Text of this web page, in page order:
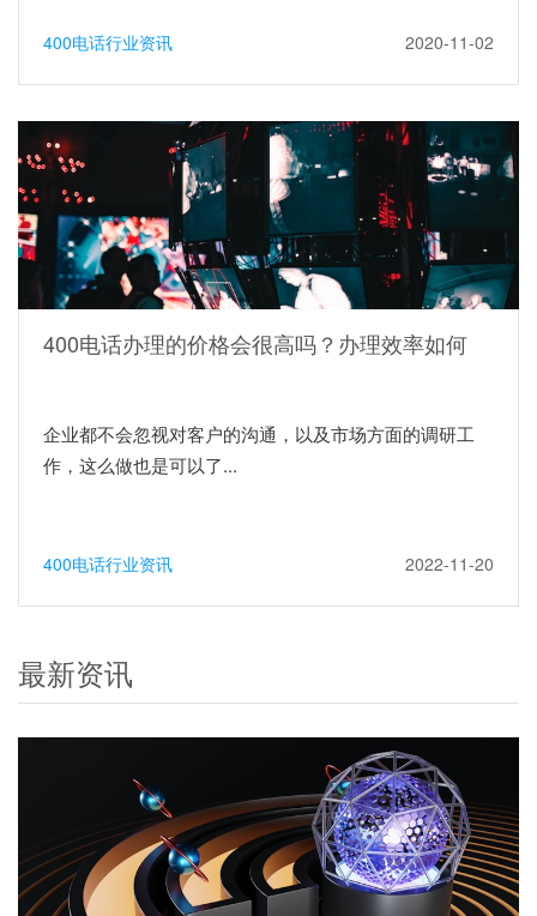
400电话行业资讯 2020-11-02
400电话办理的价格会很高吗？办理效率如何
企业都不会忽视对客户的沟通，以及市场方面的调研工
作，这么做也是可以了...
400电话行业资讯 2022-11-20
最新资讯